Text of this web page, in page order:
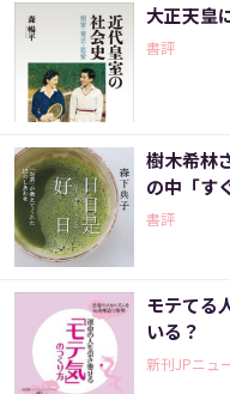
大正天皇
書評
樹木希林
の中「す
書評
モテてる
いる？
新刊JPニュ